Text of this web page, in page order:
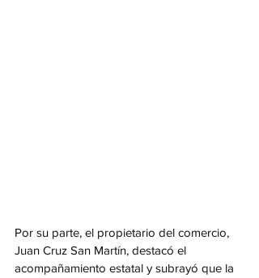
Por su parte, el propietario del comercio,
Juan Cruz San Martín, destacó el
acompañamiento estatal y subrayó que la